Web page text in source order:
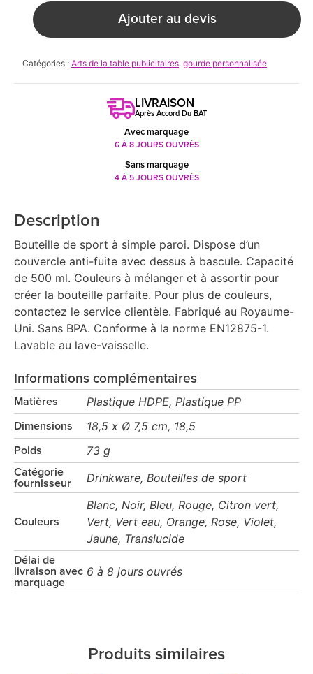
Ajouter au devis
Catégories : Arts de la table publicitaires, gourde personnalisée
LIVRAISON
Après Accord Du BAT
Avec marquage
6 À 8 JOURS OUVRÉS
Sans marquage
4 À 5 JOURS OUVRÉS
Description
Bouteille de sport à simple paroi. Dispose d’un
couvercle anti-fuite avec dessus à bascule. Capacité
de 500 ml. Couleurs à mélanger et à assortir pour
créer la bouteille parfaite. Pour plus de couleurs,
contactez le service clientèle. Fabriqué au Royaume-
Uni. Sans BPA. Conforme à la norme EN12875-1.
Lavable au lave-vaisselle.
Informations complémentaires
Matières Plastique HDPE, Plastique PP
Dimensions 18,5 x Ø 7,5 cm, 18,5
Poids 73 g
Catégorie
fournisseur
Drinkware, Bouteilles de sport
Couleurs
Blanc, Noir, Bleu, Rouge, Citron vert,
Vert, Vert eau, Orange, Rose, Violet,
Jaune, Translucide
Délai de
livraison avec
marquage
6 à 8 jours ouvrés
Produits similaires